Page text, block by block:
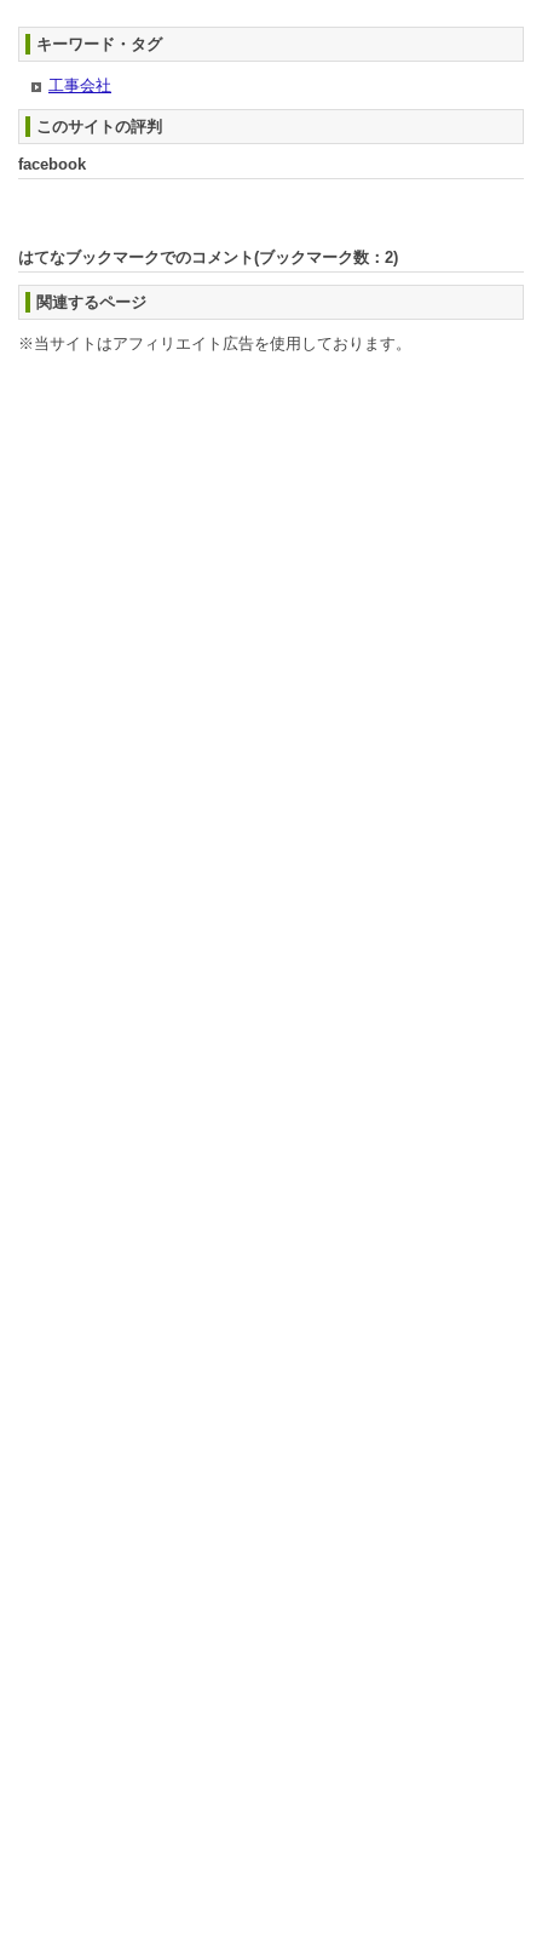
キーワード・タグ
工事会社
このサイトの評判
facebook
はてなブックマークでのコメント(ブックマーク数： 2)
関連するページ
※当サイトはアフィリエイト広告を使用しております。